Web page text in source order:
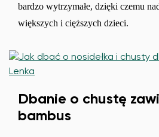
bardzo wytrzymałe, dzięki czemu
większych i cięższych dzieci.
Dbanie o chustę
bambus